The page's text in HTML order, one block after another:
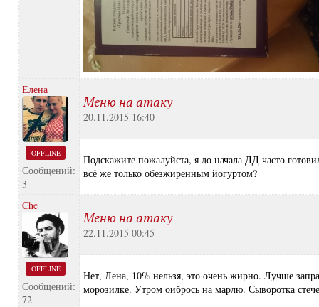
Елена
OFFLINE
Сообщений:
3
Меню на атаку
20.11.2015 16:40
Подскажите пожалуйста, я до начала ДД часто
всё же только обезжиренным йогуртом?
Che
OFFLINE
Сообщений:
72
Меню на атаку
22.11.2015 00:45
Нет, Лена, 10% нельзя, это очень жирно. Лучше
морозилке. Утром оибрось на марлю. Сыворотка